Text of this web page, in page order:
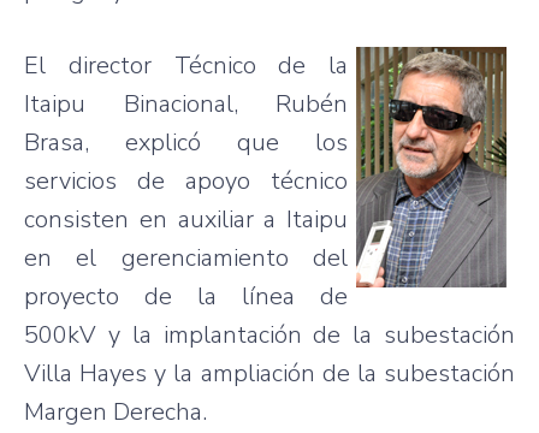
El director Técnico de la
Itaipu Binacional, Rubén
Brasa, explicó que los
servicios de apoyo técnico
consisten en auxiliar a Itaipu
en el gerenciamiento del
proyecto de la línea de
500kV y la implantación de la subestación
Villa Hayes y la ampliación de la subestación
Margen Derecha.